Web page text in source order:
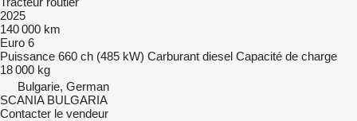
2025
140 000 km
Euro 6
Puissance 660 ch (485 kW) Carburant diesel Capacité de charge
18 000 kg
Bulgarie, German
SCANIA BULGARIA
Contacter le vendeur